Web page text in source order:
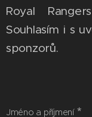
Royal
Souhlasím i s
sponzorů.
Jméno a příjmení